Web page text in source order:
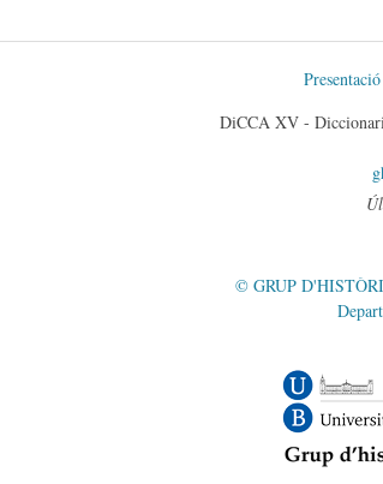
Presentació
DiCCA XV - Diccionari
© GRUP